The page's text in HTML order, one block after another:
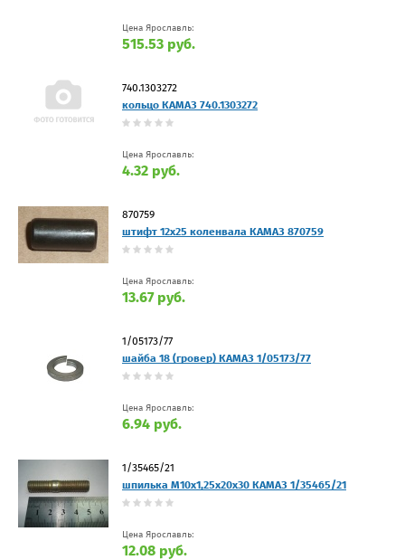
Цена Ярославль:
515.53 руб.
740.1303272
кольцо КАМАЗ 740.1303272
Цена Ярославль:
4.32 руб.
870759
штифт 12х25 коленвала КАМАЗ 870759
Цена Ярославль:
13.67 руб.
1/05173/77
шайба 18 (гровер) КАМАЗ 1/05173/77
Цена Ярославль:
6.94 руб.
1/35465/21
шпилька М10х1,25х20х30 КАМАЗ 1/35465/21
Цена Ярославль:
12.08 руб.